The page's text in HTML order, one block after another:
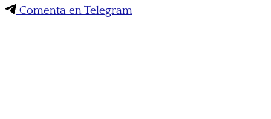
Comenta en Telegram